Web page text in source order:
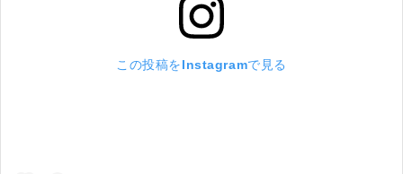
この投稿をInstagramで見る